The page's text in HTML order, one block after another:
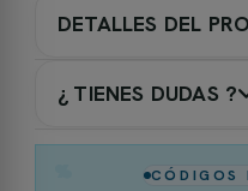
DETALLES DEL
¿ TIENES DUDAS ?
CÓDIGOS